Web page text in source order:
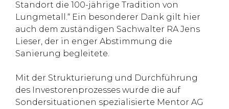
Standort die 100-jährige Tradition von
Lungmetall.“ Ein besonderer Dank gilt hier
auch dem zuständigen Sachwalter RA Jens
Lieser, der in enger Abstimmung die
Sanierung begleitete.
Mit der Strukturierung und Durchführung
des Investorenprozesses wurde die auf
Sondersituationen spezialisierte Mentor AG